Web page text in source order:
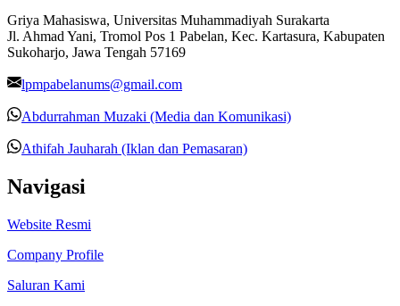
Griya Mahasiswa, Universitas Muhammadiyah Surakarta
Jl. Ahmad Yani, Tromol Pos 1 Pabelan, Kec. Kartasura, Kabupaten
Sukoharjo, Jawa Tengah 57169
lpmpabelanums@gmail.com
Abdurrahman Muzaki (Media dan Komunikasi)
Athifah Jauharah (Iklan dan Pemasaran)
Navigasi
Website Resmi
Company Profile
Saluran Kami